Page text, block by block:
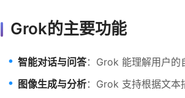
Grok的主要功能
智能对话与问答：Grok 能理解用户的
图像生成与分析：Grok 支持根据文本